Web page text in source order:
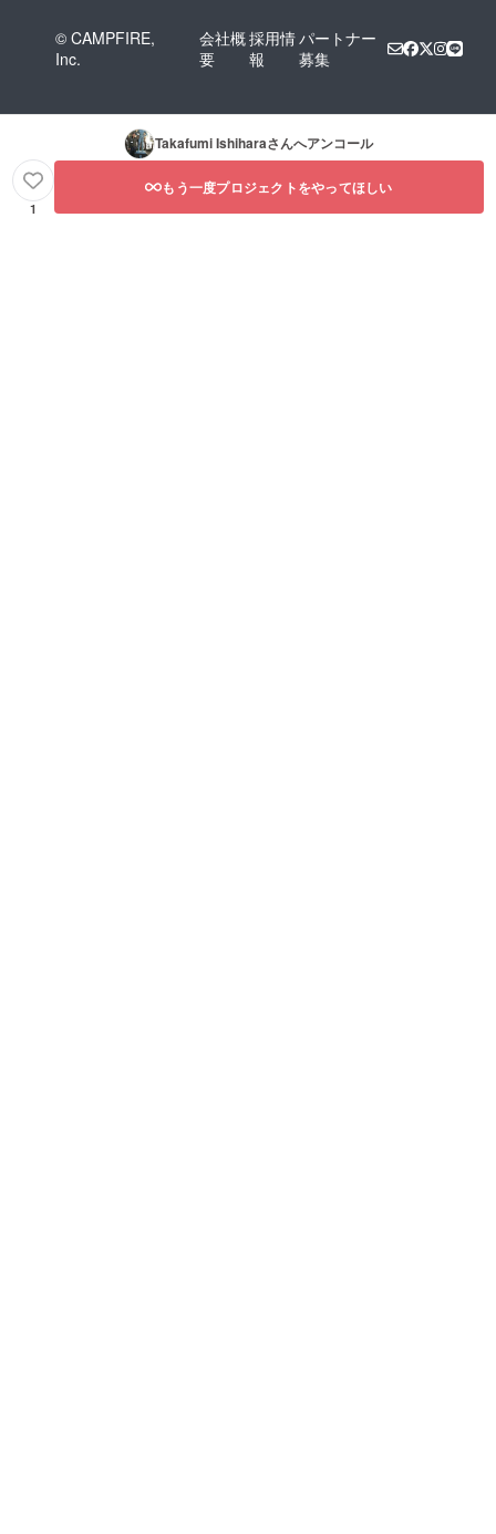
© CAMPFIRE,
Inc.
会社概
要
採用情
報
パートナー
募集
Takafumi Ishiharaさんへアンコール
1
もう一度プロジェクトをやってほしい